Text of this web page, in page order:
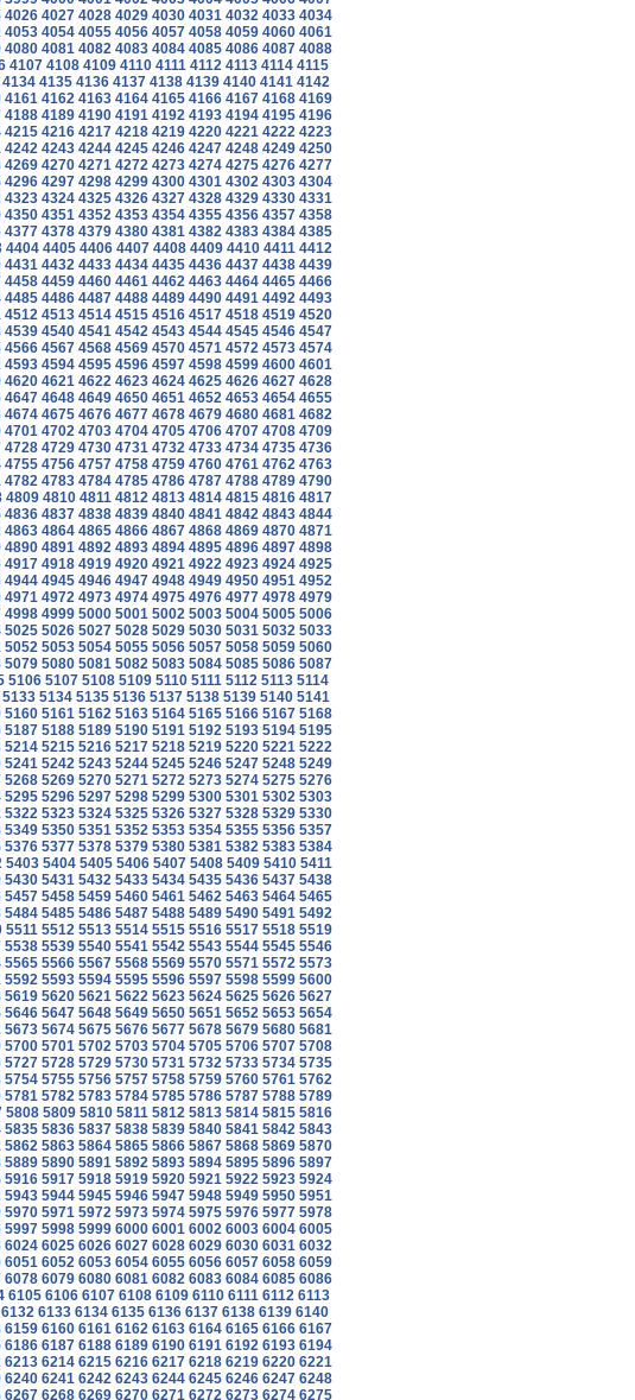
4026 4027 4028 4029 4030 4031 4032 4033 4034
4053 4054 4055 4056 4057 4058 4059 4060 4061
4080 4081 4082 4083 4084 4085 4086 4087 4088
4107 4108 4109 4110 4111 4112 4113 4114 4115
4134 4135 4136 4137 4138 4139 4140 4141 4142
4161 4162 4163 4164 4165 4166 4167 4168 4169
4188 4189 4190 4191 4192 4193 4194 4195 4196
4215 4216 4217 4218 4219 4220 4221 4222 4223
4242 4243 4244 4245 4246 4247 4248 4249 4250
4269 4270 4271 4272 4273 4274 4275 4276 4277
4296 4297 4298 4299 4300 4301 4302 4303 4304
4323 4324 4325 4326 4327 4328 4329 4330 4331
4350 4351 4352 4353 4354 4355 4356 4357 4358
4377 4378 4379 4380 4381 4382 4383 4384 4385
4404 4405 4406 4407 4408 4409 4410 4411 4412
4431 4432 4433 4434 4435 4436 4437 4438 4439
4458 4459 4460 4461 4462 4463 4464 4465 4466
4485 4486 4487 4488 4489 4490 4491 4492 4493
4512 4513 4514 4515 4516 4517 4518 4519 4520
4539 4540 4541 4542 4543 4544 4545 4546 4547
4566 4567 4568 4569 4570 4571 4572 4573 4574
4593 4594 4595 4596 4597 4598 4599 4600 4601
4620 4621 4622 4623 4624 4625 4626 4627 4628
4647 4648 4649 4650 4651 4652 4653 4654 4655
4674 4675 4676 4677 4678 4679 4680 4681 4682
4701 4702 4703 4704 4705 4706 4707 4708 4709
4728 4729 4730 4731 4732 4733 4734 4735 4736
4755 4756 4757 4758 4759 4760 4761 4762 4763
4782 4783 4784 4785 4786 4787 4788 4789 4790
4809 4810 4811 4812 4813 4814 4815 4816 4817
4836 4837 4838 4839 4840 4841 4842 4843 4844
4863 4864 4865 4866 4867 4868 4869 4870 4871
4890 4891 4892 4893 4894 4895 4896 4897 4898
4917 4918 4919 4920 4921 4922 4923 4924 4925
4944 4945 4946 4947 4948 4949 4950 4951 4952
4971 4972 4973 4974 4975 4976 4977 4978 4979
4998 4999 5000 5001 5002 5003 5004 5005 5006
5025 5026 5027 5028 5029 5030 5031 5032 5033
5052 5053 5054 5055 5056 5057 5058 5059 5060
5079 5080 5081 5082 5083 5084 5085 5086 5087
5106 5107 5108 5109 5110 5111 5112 5113 5114
5133 5134 5135 5136 5137 5138 5139 5140 5141
5160 5161 5162 5163 5164 5165 5166 5167 5168
5187 5188 5189 5190 5191 5192 5193 5194 5195
5214 5215 5216 5217 5218 5219 5220 5221 5222
5241 5242 5243 5244 5245 5246 5247 5248 5249
5268 5269 5270 5271 5272 5273 5274 5275 5276
5295 5296 5297 5298 5299 5300 5301 5302 5303
5322 5323 5324 5325 5326 5327 5328 5329 5330
5349 5350 5351 5352 5353 5354 5355 5356 5357
5376 5377 5378 5379 5380 5381 5382 5383 5384
5403 5404 5405 5406 5407 5408 5409 5410 5411
5430 5431 5432 5433 5434 5435 5436 5437 5438
5457 5458 5459 5460 5461 5462 5463 5464 5465
5484 5485 5486 5487 5488 5489 5490 5491 5492
5511 5512 5513 5514 5515 5516 5517 5518 5519
5538 5539 5540 5541 5542 5543 5544 5545 5546
5565 5566 5567 5568 5569 5570 5571 5572 5573
5592 5593 5594 5595 5596 5597 5598 5599 5600
5619 5620 5621 5622 5623 5624 5625 5626 5627
5646 5647 5648 5649 5650 5651 5652 5653 5654
5673 5674 5675 5676 5677 5678 5679 5680 5681
5700 5701 5702 5703 5704 5705 5706 5707 5708
5727 5728 5729 5730 5731 5732 5733 5734 5735
5754 5755 5756 5757 5758 5759 5760 5761 5762
5781 5782 5783 5784 5785 5786 5787 5788 5789
5808 5809 5810 5811 5812 5813 5814 5815 5816
5835 5836 5837 5838 5839 5840 5841 5842 5843
5862 5863 5864 5865 5866 5867 5868 5869 5870
5889 5890 5891 5892 5893 5894 5895 5896 5897
5916 5917 5918 5919 5920 5921 5922 5923 5924
5943 5944 5945 5946 5947 5948 5949 5950 5951
5970 5971 5972 5973 5974 5975 5976 5977 5978
5997 5998 5999 6000 6001 6002 6003 6004 6005
6024 6025 6026 6027 6028 6029 6030 6031 6032
6051 6052 6053 6054 6055 6056 6057 6058 6059
6078 6079 6080 6081 6082 6083 6084 6085 6086
6105 6106 6107 6108 6109 6110 6111 6112 6113
6132 6133 6134 6135 6136 6137 6138 6139 6140
6159 6160 6161 6162 6163 6164 6165 6166 6167
6186 6187 6188 6189 6190 6191 6192 6193 6194
6213 6214 6215 6216 6217 6218 6219 6220 6221
6240 6241 6242 6243 6244 6245 6246 6247 6248
6267 6268 6269 6270 6271 6272 6273 6274 6275